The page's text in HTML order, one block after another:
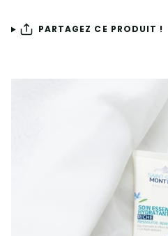
PARTAGEZ CE PRODUIT !